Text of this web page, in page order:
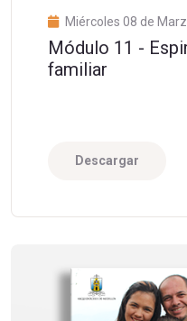
Miércoles 08 de
Módulo 11 -
familiar
Descargar